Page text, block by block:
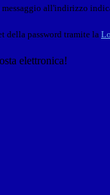
all'indirizzo
della password tramite la
elettronica!